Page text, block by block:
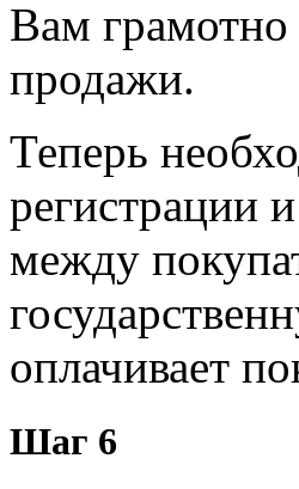
Вам грамотно
продажи.
Теперь
регистрации
между
оплачивает
Шаг 6